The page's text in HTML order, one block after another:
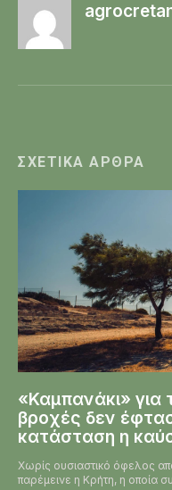
ΣΧΕΤΙΚΆ ΆΡΘΡΑ
«Καμπανάκι» για
βροχές δεν
κατάσταση η
Χωρίς ουσιαστικό όφελος
παρέμεινε η Κρήτη, η οποία